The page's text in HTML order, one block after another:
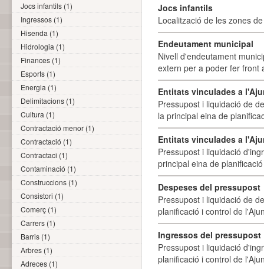
Jocs infantils
Localització de les zones
Endeutament municipal
Nivell d'endeutament
extern per a poder fer front
Entitats vinculades a
Pressupost i liquidació de
la principal eina de
Entitats vinculades a
Pressupost i liquidació
principal eina de
Despeses del pressupost
Pressupost i liquidació de
planificació i control de
Ingressos del pressupost
Pressupost i liquidació
planificació i control de
Jocs infantils (1)
Ingressos (1)
Hisenda (1)
Hidrologia (1)
Finances (1)
Esports (1)
Energia (1)
Delimitacions (1)
Cultura (1)
Contractació menor (1)
Contractació (1)
Contractaci (1)
Contaminació (1)
Construccions (1)
Consistori (1)
Comerç (1)
Carrers (1)
Barris (1)
Arbres (1)
Adreces (1)